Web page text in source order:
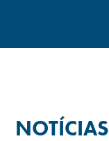
NOTÍCIAS